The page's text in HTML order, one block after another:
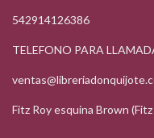
542914126386
TELEFONO PARA
Fitz Roy esquina Brown